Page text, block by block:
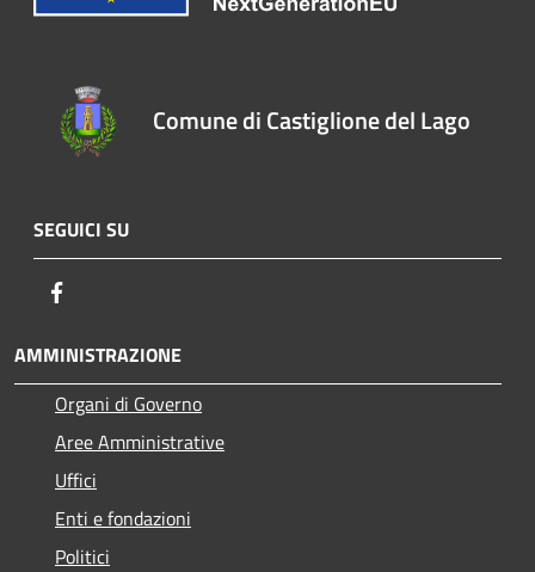
Comune di Castiglione del Lago
SEGUICI SU
AMMINISTRAZIONE
Organi di Governo
Aree Amministrative
Uffici
Enti e fondazioni
Politici